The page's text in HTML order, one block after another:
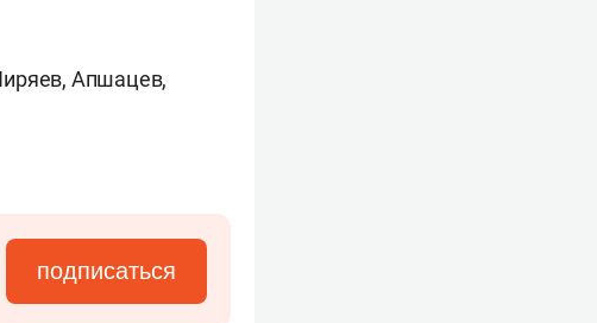
Апшацев,
подписаться